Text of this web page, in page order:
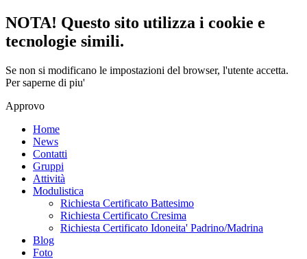
NOTA! Questo sito utilizza i cookie e
tecnologie simili.
Se non si modificano le impostazioni del browser, l'utente accetta.
Per saperne di piu'
Approvo
Home
News
Contatti
Gruppi
Attività
Modulistica
Richiesta Certificato Battesimo
Richiesta Certificato Cresima
Richiesta Certificato Idoneita' Padrino/Madrina
Blog
Foto